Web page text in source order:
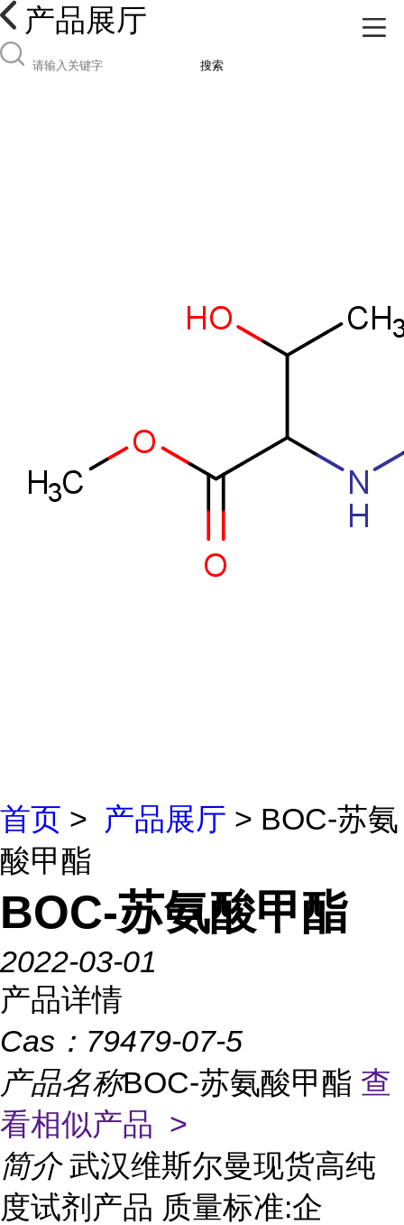
产品展厅
搜索
首页 > 产品展厅 > BOC-苏氨
酸甲酯
BOC-苏氨酸甲酯
2022-03-01
产品详情
Cas： 79479-07-5
产品名称BOC-苏氨酸甲酯 查
看相似产品 >
简介 武汉维斯尔曼现货高纯
度试剂产品 质量标准:企